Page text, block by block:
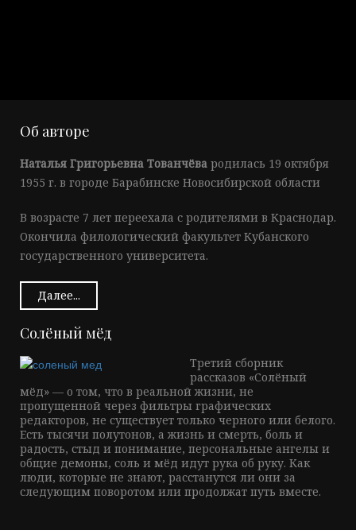
Об авторе
Наталья Григорьевна Тованчёва родилась 19 октября
1955 г. в городе Барабинске Новосибирской области
В возрасте 7 лет переехала с родителями в Краснодар.
Окончила филологический факультет Кубанского
государственного университета.
Далее...
Солёный мёд
Третий сборник
рассказов «Солёный
мёд» — о том, что в реальной жизни, не
пропущенной через фильтры графических
редакторов, не существует только черного или белого.
Есть тысячи полутонов, а жизнь и смерть, боль и
радость, стыд и понимание, персональные ангелы и
общие демоны, соль и мёд идут рука об руку. Как
люди, которые не знают, расстанутся ли они за
следующим поворотом или продолжат путь вместе.